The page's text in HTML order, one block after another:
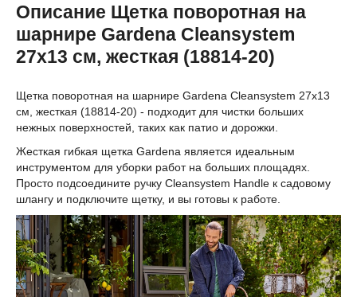
Описание Щетка поворотная на
шарнире Gardena Cleansystem
27х13 см, жесткая (18814-20)
Щетка поворотная на шарнире Gardena Cleansystem 27х13
см, жесткая (18814-20) - подходит для чистки больших
нежных поверхностей, таких как патио и дорожки.
Жесткая гибкая щетка Gardena является идеальным
инструментом для уборки работ на больших площадях.
Просто подсоедините ручку Cleansystem Handle к садовому
шлангу и подключите щетку, и вы готовы к работе.